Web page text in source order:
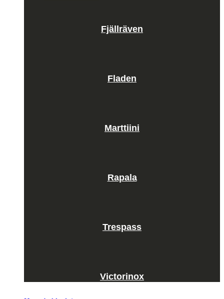
Fjällräven
Fladen
Marttiini
Rapala
Trespass
Victorinox